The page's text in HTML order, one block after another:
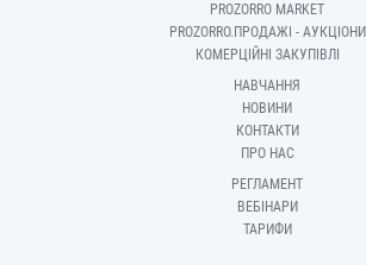
PROZORRO MARKET
PROZORRO.ПРОДАЖІ - АУКЦІОНИ
КОМЕРЦІЙНІ ЗАКУПІВЛІ
НАВЧАННЯ
НОВИНИ
КОНТАКТИ
ПРО НАС
РЕГЛАМЕНТ
ВЕБІНАРИ
ТАРИФИ